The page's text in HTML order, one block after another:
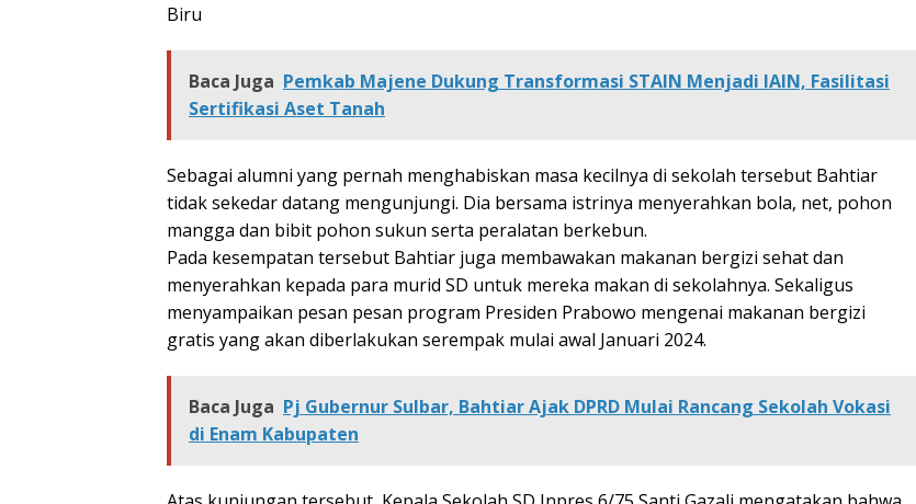
Biru
Baca Juga Pemkab Majene Dukung Transformasi STAIN Menjadi IAIN, Fasilitasi
Sertifikasi Aset Tanah
Sebagai alumni yang pernah menghabiskan masa kecilnya di sekolah tersebut Bahtiar
tidak sekedar datang mengunjungi. Dia bersama istrinya menyerahkan bola, net, pohon
mangga dan bibit pohon sukun serta peralatan berkebun.
Pada kesempatan tersebut Bahtiar juga membawakan makanan bergizi sehat dan
menyerahkan kepada para murid SD untuk mereka makan di sekolahnya. Sekaligus
menyampaikan pesan pesan program Presiden Prabowo mengenai makanan bergizi
gratis yang akan diberlakukan serempak mulai awal Januari 2024.
Baca Juga Pj Gubernur Sulbar, Bahtiar Ajak DPRD Mulai Rancang Sekolah Vokasi
di Enam Kabupaten